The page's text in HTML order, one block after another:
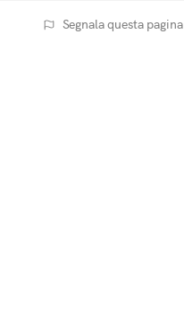
Segnala questa pagina